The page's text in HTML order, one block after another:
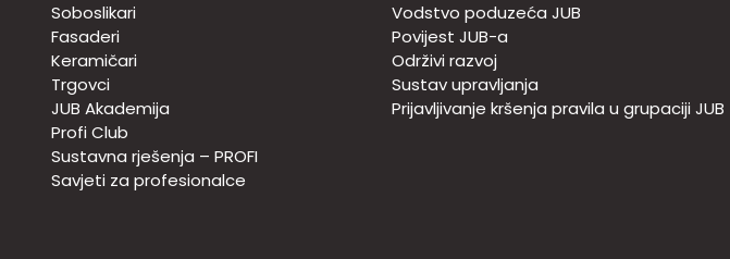
Soboslikari
Fasaderi
Keramičari
Trgovci
JUB Akademija
Profi Club
Sustavna rješenja – PROFI
Savjeti za profesionalce
Vodstvo poduzeća JUB
Povijest JUB-a
Održivi razvoj
Sustav upravljanja
Prijavljivanje kršenja pravila u grupaciji JUB